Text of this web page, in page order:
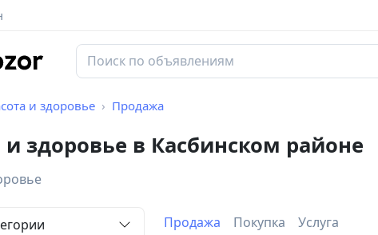
и здоровье Продажа
и здоровье в Касбинском районе
Продажа Покупка Услуга